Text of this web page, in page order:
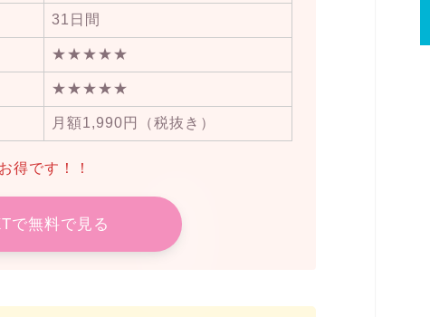
31日間
★★★★★
★★★★★
月額1,990円（税抜き）
得です！！
で無料で見る